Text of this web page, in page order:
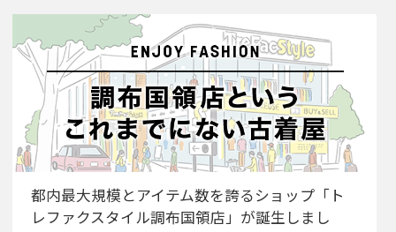
都内最大規模とアイテム数を誇るショップ「ト
レファクスタイル調布国領店」が誕生しまし